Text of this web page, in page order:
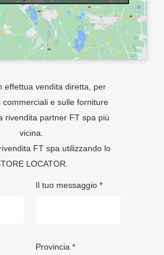
effettua vendita diretta, per
commerciali e sulle forniture
rivendita partner FT spa più
vicina.
FT spa utilizzando lo
LOCATOR
Il tuo messaggio *
Provincia *